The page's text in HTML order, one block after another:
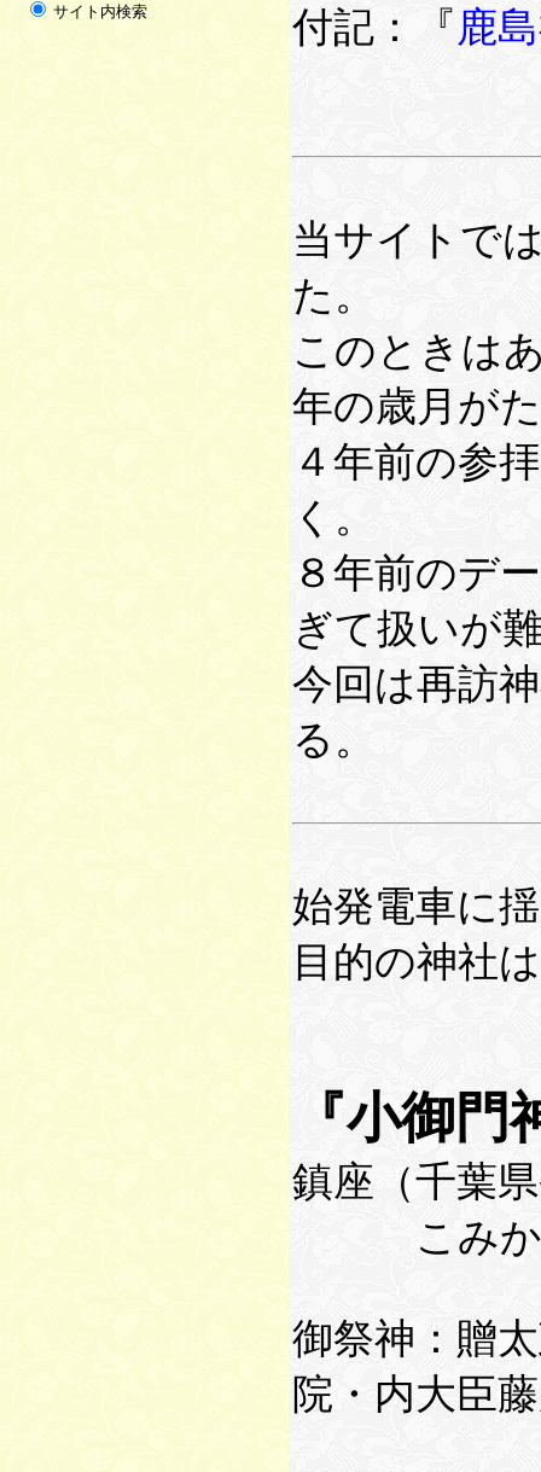
サイト内検索
付記：『鹿
当サイトで
た。
このときは
年の歳月が
４年前の参
く。
８年前のデ
ぎて扱いが
今回は再訪
る。
始発電車に
目的の神社
『小御門
鎮座（千葉
こみか
御祭神：贈
院・内大臣